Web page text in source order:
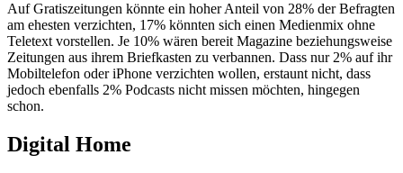
Auf Gratiszeitungen könnte ein hoher Anteil von 28% der Befragten
am ehesten verzichten, 17% könnten sich einen Medienmix ohne
Teletext vorstellen. Je 10% wären bereit Magazine beziehungsweise
Zeitungen aus ihrem Briefkasten zu verbannen. Dass nur 2% auf ihr
Mobiltelefon oder iPhone verzichten wollen, erstaunt nicht, dass
jedoch ebenfalls 2% Podcasts nicht missen möchten, hingegen
schon.
Digital Home